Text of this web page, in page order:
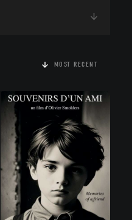
MOST RECENT